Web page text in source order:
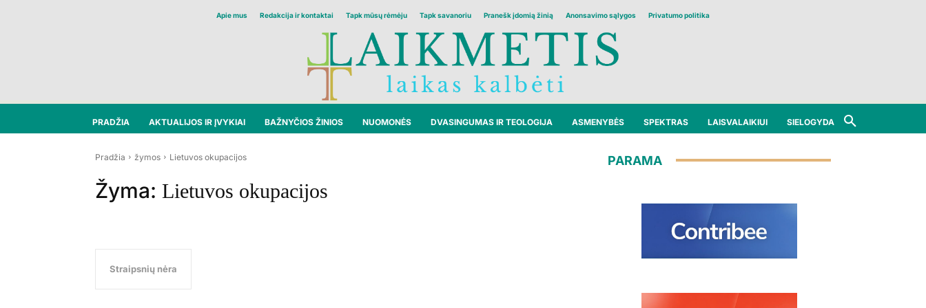
Apie mus Redakcija ir kontaktai Tapk mūsų rėmėju Tapk savanoriu Pranešk įdomią žinią Anonsavimo sąlygos Privatumo politika
PRADŽIA AKTUALIJOS IR ĮVYKIAI BAŽNYČIOS ŽINIOS NUOMONĖS DVASINGUMAS IR TEOLOGIJA ASMENYBĖS SPEKTRAS LAISVALAIKIUI SIELOGYDA
Pradžia žymos Lietuvos okupacijos
Žyma: Lietuvos okupacijos
Straipsnių nėra
PARAMA